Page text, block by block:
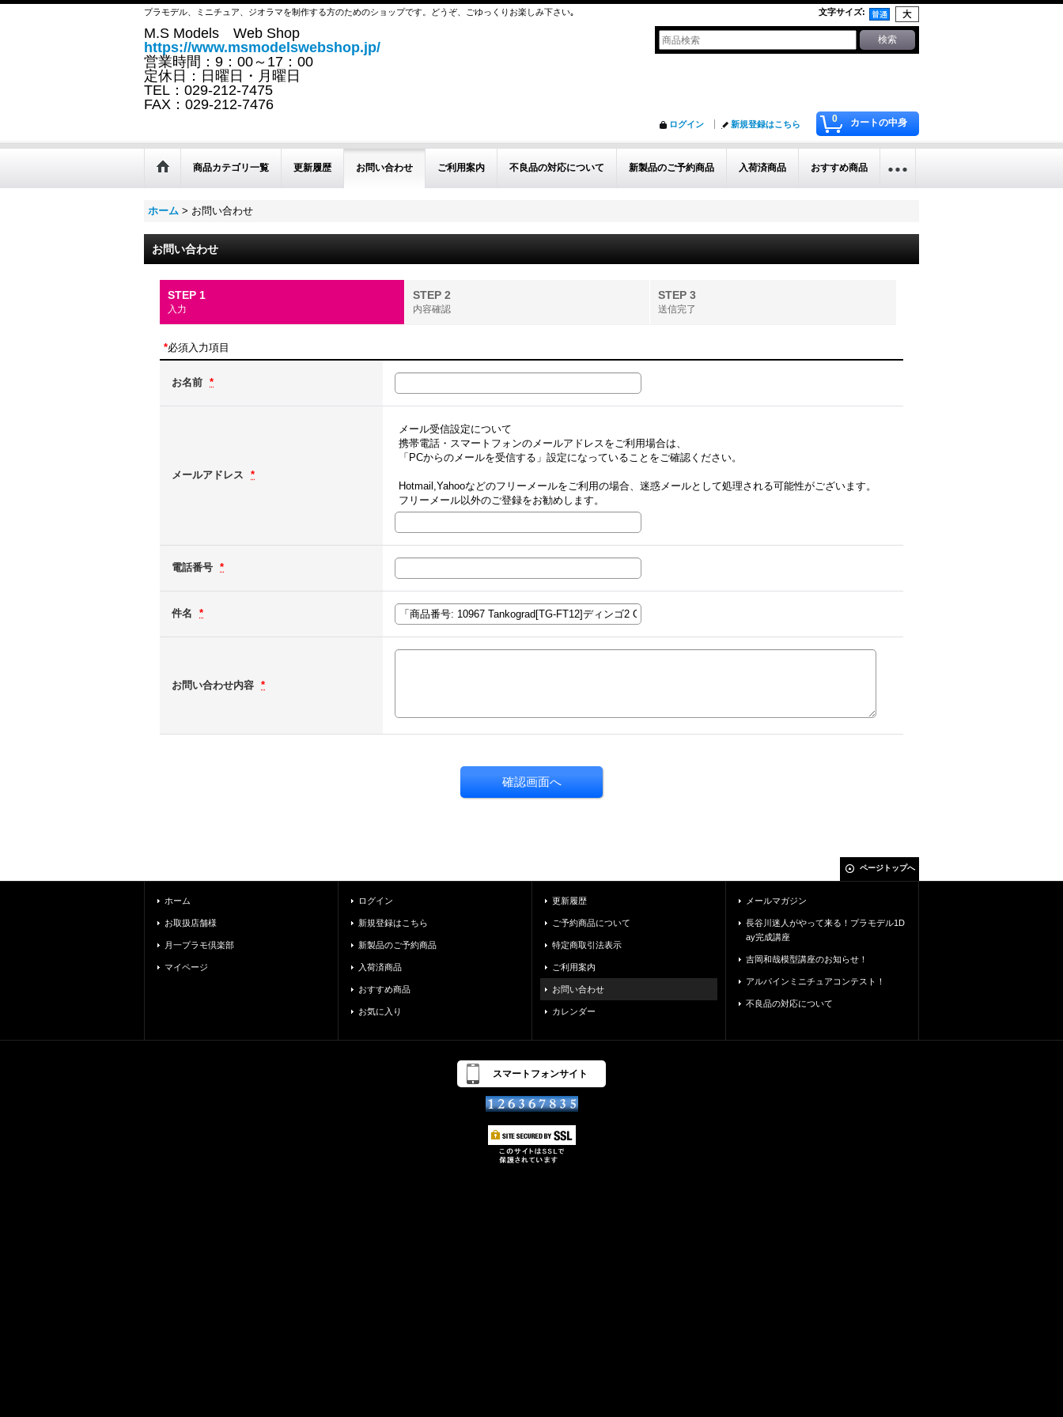
プラモデル、ミニチュア、ジオラマを制作する方のためのショップです。どうぞ、ごゆっくりお楽しみ下さい｡ 文字サイズ:
M.S Models Web Shop
https://www.msmodelswebshop.jp/
営業時間：9：00～17：00
定休日：日曜日・月曜日
TEL：029-212-7475
FAX：029-212-7476
0 カートの中身
ログイン 新規登録はこちら
商品カテゴリ一覧 更新履歴 お問い合わせ ご利用案内 不良品の対応について 新製品のご予約商品 入荷済商品 おすすめ商品
ホーム > お問い合わせ
お問い合わせ
STEP 1
入力
STEP 2
内容確認
STEP 3
送信完了
*必須入力項目
お名前 *
メールアドレス *
メール受信設定について
携帯電話・スマートフォンのメールアドレスをご利用場合は、
「PCからのメールを受信する」設定になっていることをご確認ください。
Hotmail,Yahooなどのフリーメールをご利用の場合、迷惑メールとして処理される可能性がございます。
フリーメール以外のご登録をお勧めします。
電話番号 *
件名 *
お問い合わせ内容 *
ページトップへ
ホーム
お取扱店舗様
月一プラモ倶楽部
マイページ
ログイン
新規登録はこちら
新製品のご予約商品
入荷済商品
おすすめ商品
お気に入り
更新履歴
ご予約商品について
特定商取引法表示
ご利用案内
お問い合わせ
カレンダー
メールマガジン
長谷川迷人がやって来る！プラモデル1D
ay完成講座
吉岡和哉模型講座のお知らせ！
アルパインミニチュアコンテスト！
不良品の対応について
スマートフォンサイト